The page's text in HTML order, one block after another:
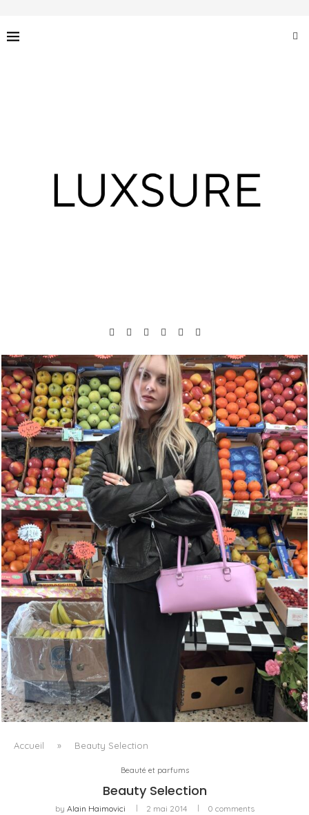
LE BAULETTO DE MM6 MAISON MARGIELA, OU LA
GÉOMÉTRIE COMME SEUL ORNEMENT
Accueil » Beauty Selection
Beauté et parfums
Beauty Selection
by Alain Haimovici 2 mai 2014 0 comments